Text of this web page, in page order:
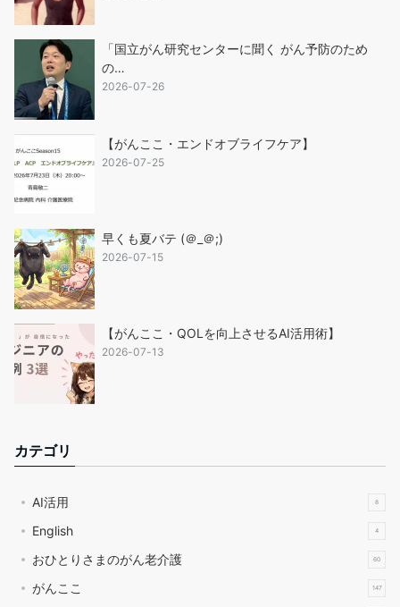
「国立がん研究センターに聞く がん予防のため
の…
2026-07-26
【がんここ・エンドオブライフケア】
2026-07-25
早くも夏バテ (＠_＠;)
2026-07-15
【がんここ・QOLを向上させるAI活用術】
2026-07-13
カテゴリ
AI活用 8
English 4
おひとりさまのがん老介護 60
がんここ 147